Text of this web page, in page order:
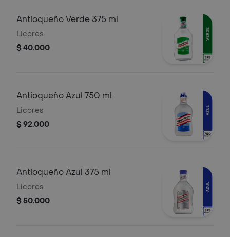
Antioqueño Verde 375 ml
Licores
$ 40.000
Antioqueño Azul 750 ml
Licores
$ 92.000
Antioqueño Azul 375 ml
Licores
$ 50.000